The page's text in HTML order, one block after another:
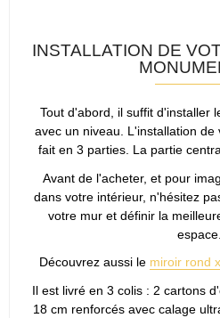
INSTALLATION DE
Tout d'abord, il suffit d'installer
avec un niveau. L'installation
fait en 3 parties. La partie
Avant de l'acheter, et pour
dans votre intérieur, n'hésitez
votre mur et définir la
espace.
Découvrez aussi le miroir rond
Il est livré en 3 colis : 2 cartons
18 cm renforcés avec calage